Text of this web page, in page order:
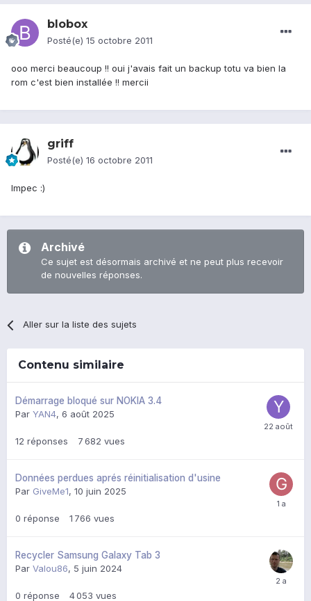
blobox
Posté(e) 15 octobre 2011
ooo merci beaucoup !! oui j'avais fait un backup totu va bien la
rom c'est bien installée !! mercii
griff
Posté(e) 16 octobre 2011
Impec :)
Archivé
Ce sujet est désormais archivé et ne peut plus recevoir
de nouvelles réponses.
Aller sur la liste des sujets
Contenu similaire
Démarrage bloqué sur NOKIA 3.4
Par YAN4, 6 août 2025
12 réponses 7 682 vues
Données perdues aprés réinitialisation d'usine
Par GiveMe1, 10 juin 2025
0 réponse 1 766 vues
Recycler Samsung Galaxy Tab 3
Par Valou86, 5 juin 2024
0 réponse 4 053 vues